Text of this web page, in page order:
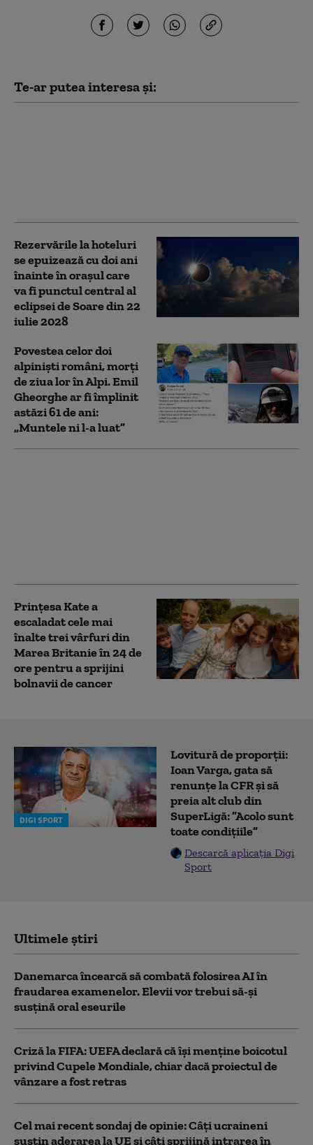
Te-ar putea interesa și:
Rezervările la hoteluri
se epuizează cu doi ani
înainte în oraşul care
va fi punctul central al
eclipsei de Soare din 22
iulie 2028
Povestea celor doi
alpiniști români, morți
de ziua lor în Alpi. Emil
Gheorghe ar fi împlinit
astăzi 61 de ani:
„Muntele ni l-a luat”
Prințesa Kate a
escaladat cele mai
înalte trei vârfuri din
Marea Britanie în 24 de
ore pentru a sprijini
bolnavii de cancer
DIGI SPORT
Lovitură de proporții:
Ioan Varga, gata să
renunțe la CFR și să
preia alt club din
SuperLigă: ”Acolo sunt
toate condițiile”
Descarcă aplicația Digi
Sport
Ultimele știri
Danemarca încearcă să combată folosirea AI în
fraudarea examenelor. Elevii vor trebui să-şi
susţină oral eseurile
Criză la FIFA: UEFA declară că îşi menţine boicotul
privind Cupele Mondiale, chiar dacă proiectul de
vânzare a fost retras
Cel mai recent sondaj de opinie: Câți ucraineni
susțin aderarea la UE și câți sprijină intrarea în